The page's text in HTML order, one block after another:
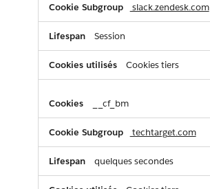
slack.zendesk.com
Session
Cookies tiers
__cf_bm
techtarget.com
quelques secondes